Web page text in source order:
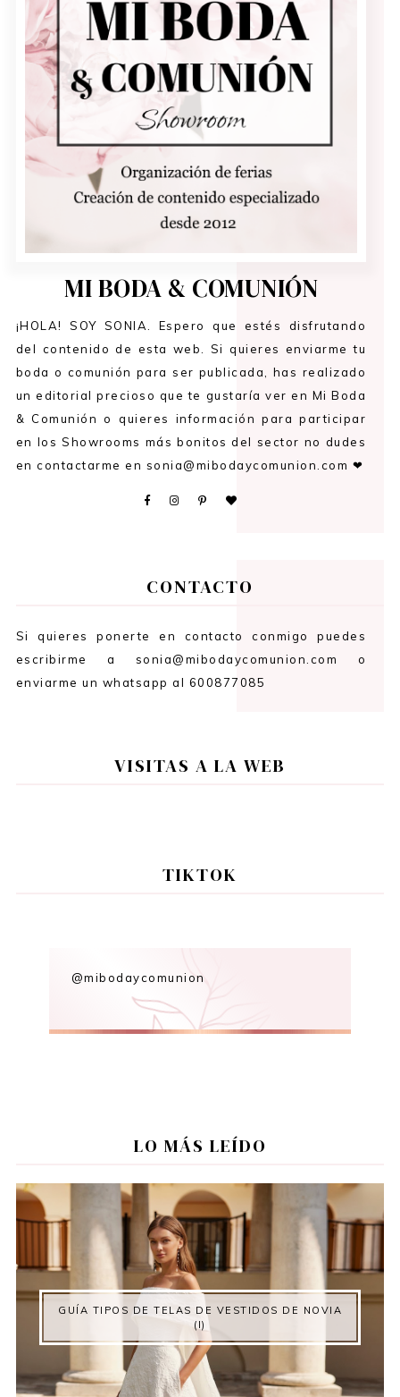
MI BODA & COMUNIÓN
¡HOLA! SOY SONIA. Espero que estés disfrutando
del contenido de esta web. Si quieres enviarme tu
boda o comunión para ser publicada, has realizado
un editorial precioso que te gustaría ver en Mi Boda
& Comunión o quieres información para participar
en los Showrooms más bonitos del sector no dudes
en contactarme en sonia@mibodaycomunion.com ❤
CONTACTO
Si quieres ponerte en contacto conmigo puedes
escribirme a sonia@mibodaycomunion.com o
enviarme un whatsapp al 600877085
VISITAS A LA WEB
TIKTOK
@mibodaycomunion
LO MÁS LEÍDO
GUÍA TIPOS DE TELAS DE VESTIDOS DE NOVIA
(I)